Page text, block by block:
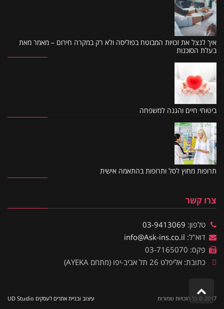
איך לנצל את זכויות המבוטח בפוליסה ולא רק במקרה חירום – מאמר מאת
בעלת הסוכנות
ביטוחי חיים והגנה למשפחה
תרופות מחוץ לסל ותרופות בהתאמה אישית
צרו קשר
טלפון: 03-9413069
דוא"ל: info@Ask-ins.co.il
פקס: 03-7165070
כתובת: אליפלט 26 תל אביב-יפו (מתחם AYEKA)
2017 © כל הזכויות שמורות עיצוב ובניית אתרים לעסקים UD Studio